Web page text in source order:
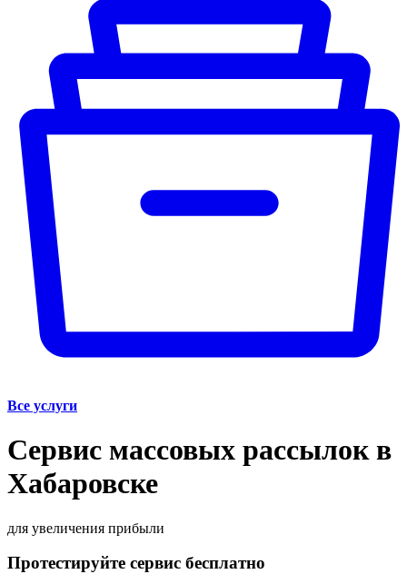
Все услуги
Сервис массовых рассылок в
Хабаровске
для увеличения прибыли
Протестируйте сервис бесплатно